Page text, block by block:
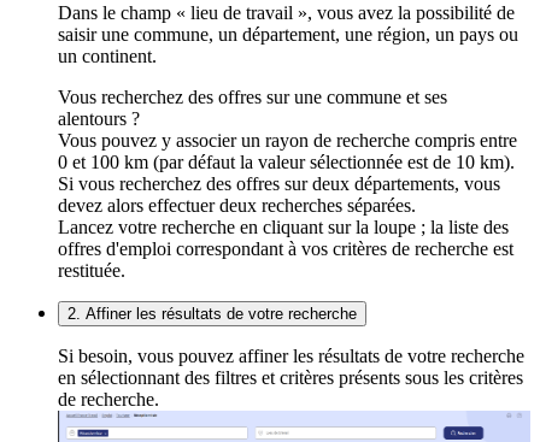
Dans le champ « lieu de travail », vous avez la possibilité de
saisir une commune, un département, une région, un pays ou
un continent.
Vous recherchez des offres sur une commune et ses
alentours ?
Vous pouvez y associer un rayon de recherche compris entre
0 et 100 km (par défaut la valeur sélectionnée est de 10 km).
Si vous recherchez des offres sur deux départements, vous
devez alors effectuer deux recherches séparées.
Lancez votre recherche en cliquant sur la loupe ; la liste des
offres d'emploi correspondant à vos critères de recherche est
restituée.
2. Affiner les résultats de votre recherche
Si besoin, vous pouvez affiner les résultats de votre recherche
en sélectionnant des filtres et critères présents sous les critères
de recherche.